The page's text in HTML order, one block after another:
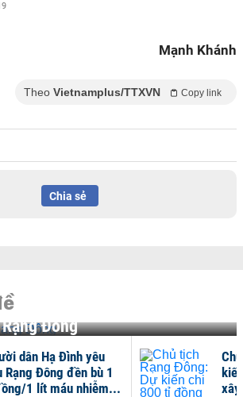
Mạnh Khánh
Theo Vietnamplus/TTXVN Copy link
Chia sẻ
Đông
dân Hạ Đình yêu
Rạng Đông đền bù 1
1 lít máu nhiễm...